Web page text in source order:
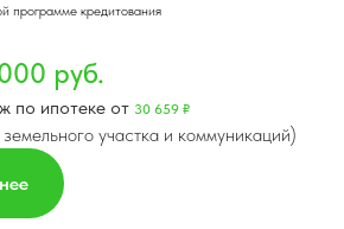
программе кредитования
руб.
по ипотеке от 30 659 ₽
учаcтка и кoммуникаций)